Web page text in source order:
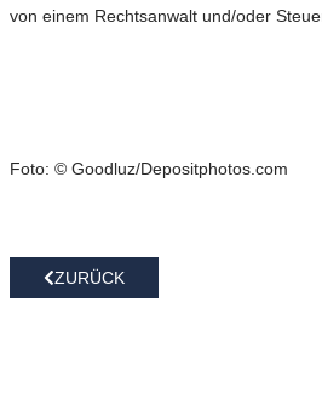
von einem Rechtsanwalt und/oder
Foto: © Goodluz/Depositphotos.com
ZURÜCK